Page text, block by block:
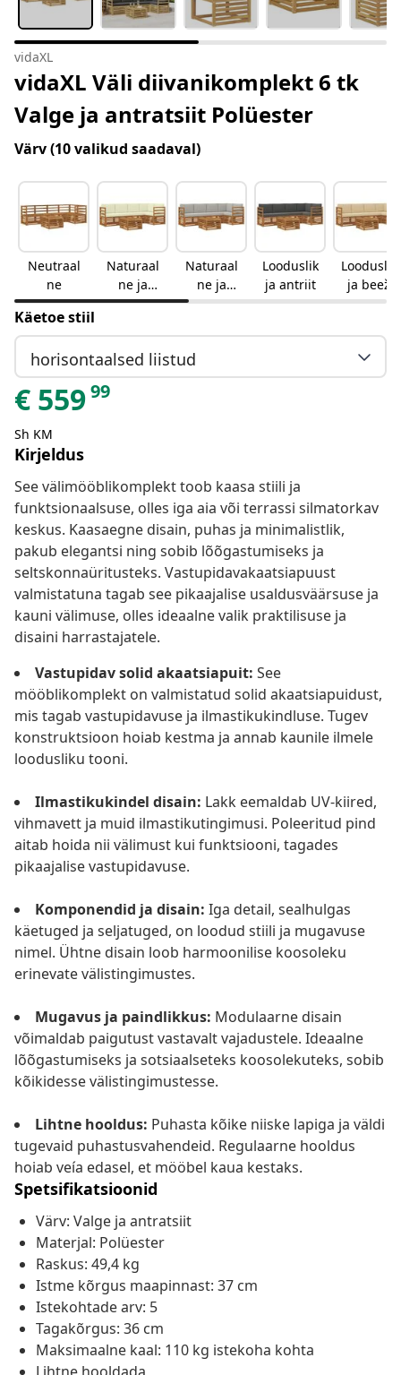
vidaXL
vidaXL Väli diivanikomplekt 6 tk
Valge ja antratsiit Polüester
Värv(10 valikud saadaval)
Neutraal
ne
Naturaal
ne ja
kreemjas
Naturaal
ne ja
helehall
Looduslik
ja antriit
Looduslik
ja beež
Käetoe stiil
horisontaalsed liistud
€ 55999
Sh KM
Kirjeldus
See välimööblikomplekt toob kaasa stiili ja
funktsionaalsuse, olles iga aia või terrassi silmatorkav
keskus. Kaasaegne disain, puhas ja minimalistlik,
pakub elegantsi ning sobib lõõgastumiseks ja
seltskonnaüritusteks. Vastupidavakaatsiapuust
valmistatuna tagab see pikaajalise usaldusväärsuse ja
kauni välimuse, olles ideaalne valik praktilisuse ja
disaini harrastajatele.
Vastupidav solid akaatsiapuit: See
mööblikomplekt on valmistatud solid akaatsiapuidust,
mis tagab vastupidavuse ja ilmastikukindluse. Tugev
konstruktsioon hoiab kestma ja annab kaunile ilmele
loodusliku tooni.
Ilmastikukindel disain: Lakk eemaldab UV-kiired,
vihmavett ja muid ilmastikutingimusi. Poleeritud pind
aitab hoida nii välimust kui funktsiooni, tagades
pikaajalise vastupidavuse.
Komponendid ja disain: Iga detail, sealhulgas
käetuged ja seljatuged, on loodud stiili ja mugavuse
nimel. Ühtne disain loob harmoonilise koosoleku
erinevate välistingimustes.
Mugavus ja paindlikkus: Modulaarne disain
võimaldab paigutust vastavalt vajadustele. Ideaalne
lõõgastumiseks ja sotsiaalseteks koosolekuteks, sobib
kõikidesse välistingimustesse.
Lihtne hooldus: Puhasta kõike niiske lapiga ja väldi
tugevaid puhastusvahendeid. Regulaarne hooldus
hoiab veía edasel, et mööbel kaua kestaks.
Spetsifikatsioonid
Värv: Valge ja antratsiit
Materjal: Polüester
Raskus: 49,4 kg
Istme kõrgus maapinnast: 37 cm
Istekohtade arv: 5
Tagakõrgus: 36 cm
Maksimaalne kaal: 110 kg istekoha kohta